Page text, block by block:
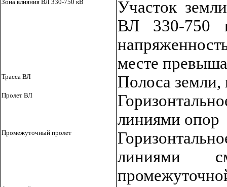
Зона влияния ВЛ 330-750 кВ
Участок
ВЛ 330-750
месте
Трасса ВЛ Полоса
Пролет ВЛ
линиями опор
Промежуточный пролет
линиями